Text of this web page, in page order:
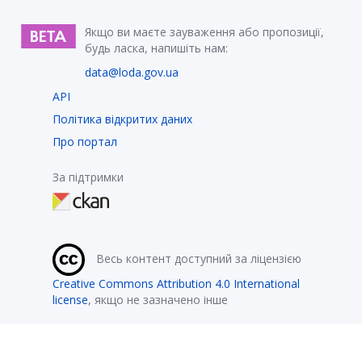
Якщо ви маєте зауваження або пропозиції,
будь ласка, напишіть нам:
data@loda.gov.ua
API
Політика відкритих даних
Про портал
За підтримки
Весь контент доступний за ліцензією
Creative Commons Attribution 4.0 International
license, якщо не зазначено інше